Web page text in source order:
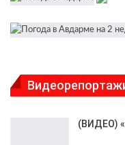
(ВИДЕО)